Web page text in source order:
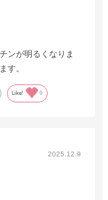
ンが明るくなりま
す。
Like! 0
2025.12.9